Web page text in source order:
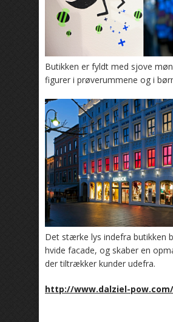
Butikken er fyldt med sjove
figurer i prøverummene og i
Det stærke lys indefra butikken
hvide facade, og skaber en
der tiltrækker kunder udefra.
http://www.dalziel-pow.com/